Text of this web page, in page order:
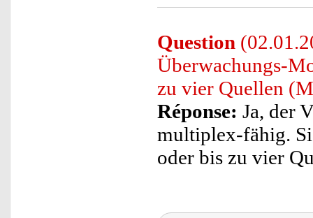
Question
Überwachungs-
zu vier Quellen
Réponse: Ja, der
multiplex-fähig.
oder bis zu vier